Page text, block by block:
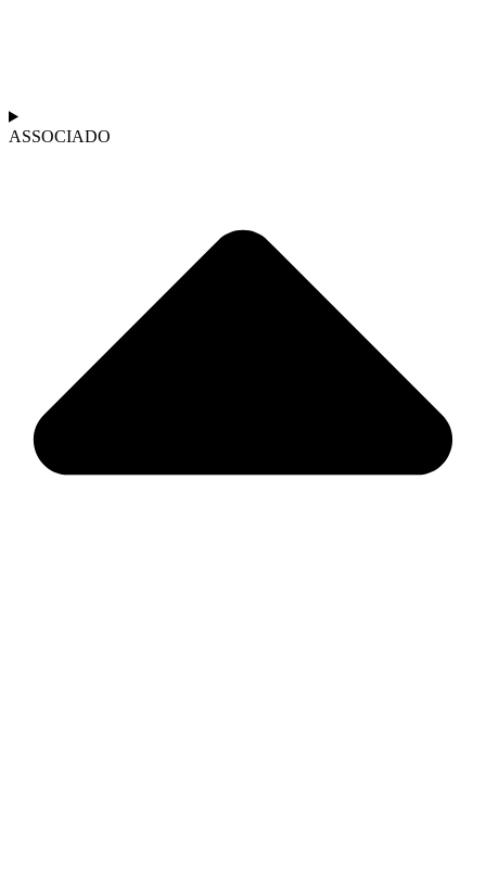
ASSOCIADO